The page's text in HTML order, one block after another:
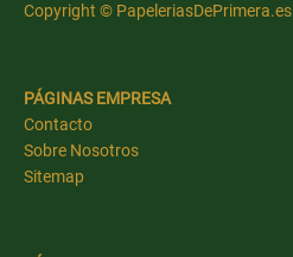
Copyright © PapeleriasDePrimera.es
PÁGINAS EMPRESA
Contacto
Sobre Nosotros
Sitemap